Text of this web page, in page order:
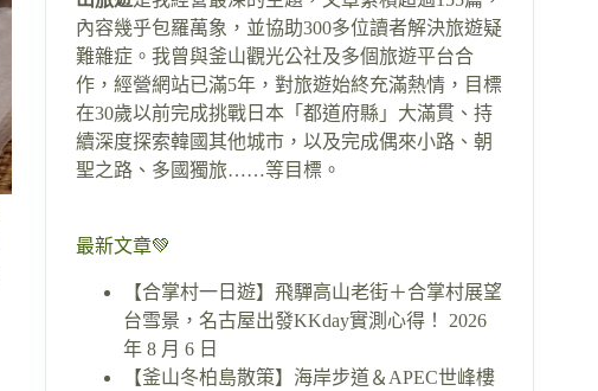
內容幾乎包羅萬象，並協助300多位讀者解決旅遊疑
難雜症。我曾與釜山觀光公社及多個旅遊平台合
作，經營網站已滿5年，對旅遊始終充滿熱情，目標
在30歲以前完成挑戰日本「都道府縣」大滿貫、持
續深度探索韓國其他城市，以及完成偶來小路、朝
聖之路、多國獨旅……等目標。
最新文章💚
【合掌村一日遊】飛驒高山老街＋合掌村展望
台雪景，名古屋出發KKday實測心得！
2026
年 8 月 6 日
【釜山冬柏島散策】海岸步道＆APEC世峰樓